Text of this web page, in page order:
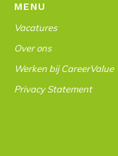
MENU
Vacatures
Over ons
Werken bij CareerValue
Privacy Statement